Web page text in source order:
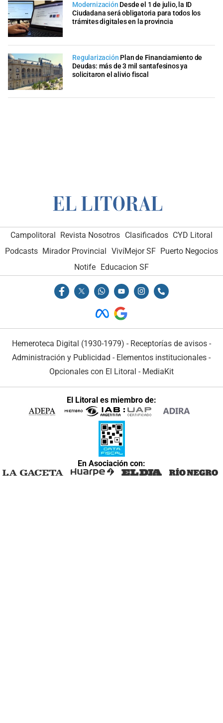
Modernización Desde el 1 de julio, la ID
Ciudadana será obligatoria para todos los
trámites digitales en la provincia
Regularización Plan de Financiamiento de
Deudas: más de 3 mil santafesinos ya
solicitaron el alivio fiscal
Campolitoral Revista Nosotros Clasificados CYD Litoral
Podcasts Mirador Provincial VivíMejor SF Puerto Negocios
Notife Educacion SF
Hemeroteca Digital (1930-1979) - Receptorías de avisos -
Administración y Publicidad - Elementos institucionales -
Opcionales con El Litoral - MediaKit
El Litoral es miembro de:
En Asociación con: